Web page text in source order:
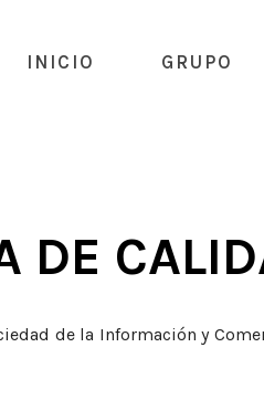
INICIO GRUPO
DE
de la Información y